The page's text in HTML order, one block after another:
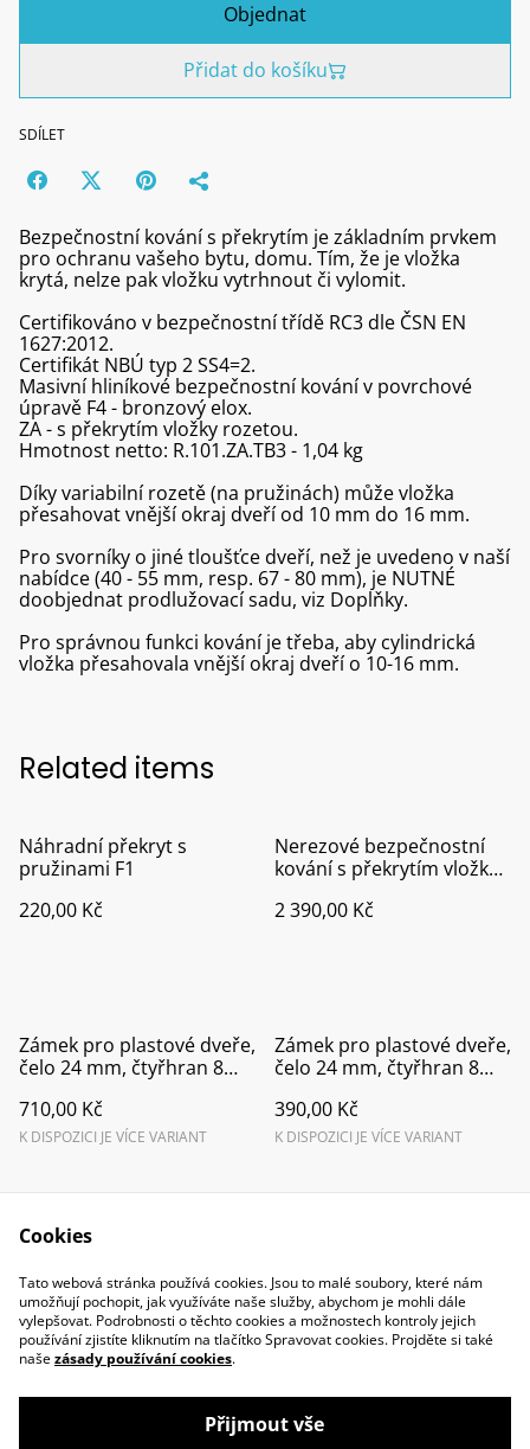
Objednat
Přidat do košíku
SDÍLET
Bezpečnostní kování s překrytím je základním prvkem
pro ochranu vašeho bytu, domu. Tím, že je vložka
krytá, nelze pak vložku vytrhnout či vylomit.
Certifikováno v bezpečnostní třídě RC3 dle ČSN EN
1627:2012.
Certifikát NBÚ typ 2 SS4=2.
Masivní hliníkové bezpečnostní kování v povrchové
úpravě F4 - bronzový elox.
ZA - s překrytím vložky rozetou.
Hmotnost netto: R.101.ZA.TB3 - 1,04 kg
Díky variabilní rozetě (na pružinách) může vložka
přesahovat vnější okraj dveří od 10 mm do 16 mm.
Pro svorníky o jiné tloušťce dveří, než je uvedeno v naší
nabídce (40 - 55 mm, resp. 67 - 80 mm), je NUTNÉ
doobjednat prodlužovací sadu, viz Doplňky.
Pro správnou funkci kování je třeba, aby cylindrická
vložka přesahovala vnější okraj dveří o 10-16 mm.
Related items
Náhradní překryt s
pružinami F1
220,00 Kč
Nerezové bezpečnostní
kování s překrytím vložky
klika/koule
2 390,00 Kč
Zámek pro plastové dveře,
čelo 24 mm, čtyřhran 8
710,00 Kč
K DISPOZICI JE VÍCE VARIANT
Zámek pro plastové dveře,
čelo 24 mm, čtyřhran 8
čelo
390,00 Kč
K DISPOZICI JE VÍCE VARIANT
Contact Us
Legal Terms
Privacy Policy
Cookie Policy
Cookies
Tato webová stránka používá cookies. Jsou to malé soubory, které nám
umožňují pochopit, jak využíváte naše služby, abychom je mohli dále
vylepšovat. Podrobnosti o těchto cookies a možnostech kontroly jejich
používání zjistíte kliknutím na tlačítko Spravovat cookies. Projděte si také
našezásady používání cookies.
Přijmout vše